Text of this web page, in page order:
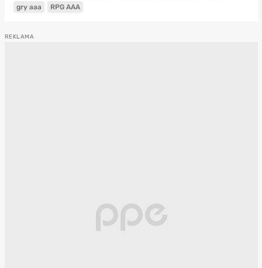
gry aaa
RPG AAA